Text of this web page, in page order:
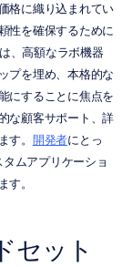
格に織り込まれてい
性を確保するために
、高額なラボ機器
プを埋め、本格的な
にすることに焦点を
な顧客サポート、詳
。 開発者にとっ
ムアプリケーショ
。
セット